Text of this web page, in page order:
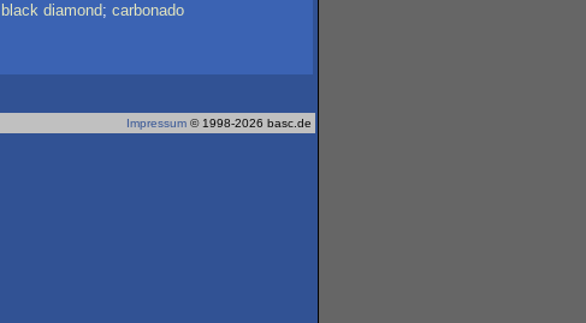
black diamond; carbonado
Impressum © 1998-2026 basc.de